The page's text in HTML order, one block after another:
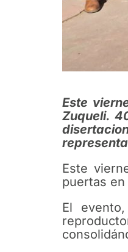
Este
Zuqueli.
Este
puertas
El